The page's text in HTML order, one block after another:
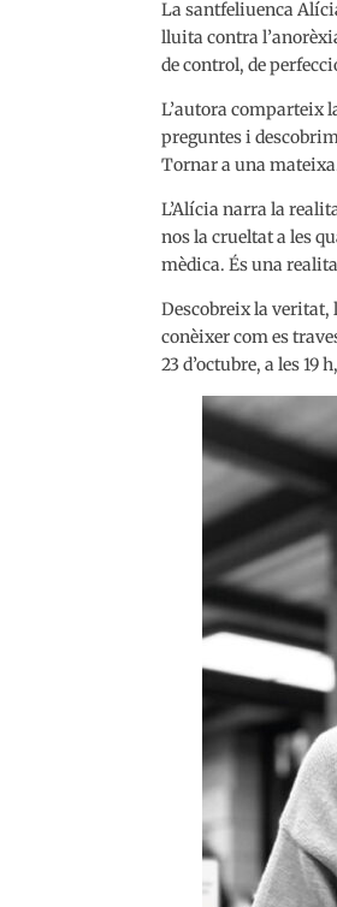
La santfeliuenca
lluita contra
de control, de
L’autora comparteix
preguntes i
Tornar a una
L’Alícia narra la
nos la crueltat a les
mèdica. És una
Descobreix la veritat,
conèixer com es
23 d’octubre, a les 19